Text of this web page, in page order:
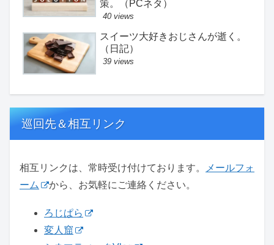
策。（PCネタ）
40 views
スイーツ大好きおじさんが逝く。
（日記）
39 views
巡回先＆相互リンク
相互リンクは、常時受け付けております。
メールフォ
ーム
から、お気軽にご連絡ください。
ろじぱら
変人窟